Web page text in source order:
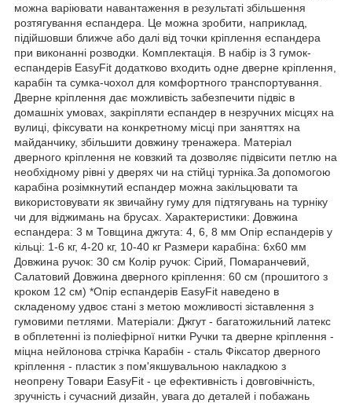
можна варіювати навантаження в результаті збільшення
розтягування еспандера. Це можна зробити, наприклад,
підійшовши ближче або далі від точки кріплення еспандера
при виконанні розводки. Комплектація. В набір із 3 гумок-
еспандерів EasyFit додатково входить одне дверне кріплення,
карабін та сумка-чохол для комфортного транспортування.
Дверне кріплення дає можливість забезпечити підвіс в
домашніх умовах, закріпляти еспандер в незручних місцях на
вулиці, фіксувати на конкретному місці при заняттях на
майданчику, збільшити довжину тренажера. Матеріал
дверного кріплення не ковзкий та дозволяє підвісити петлю на
необхідному рівні у дверях чи на стійці турніка.За допомогою
карабіна розімкнутий еспандер можна закільцювати та
використовувати як звичайну гуму для підтягувань на турніку
чи для віджимань на брусах. Характеристики: Довжина
еспандера: 3 м Товщина джгута: 4, 6, 8 мм Опір еспандерів у
кільці: 1-6 кг, 4-20 кг, 10-40 кг Размери карабіна: 6х60 мм
Довжина ручок: 30 см Колір ручок: Сірий, Помаранчевий,
Салатовий Довжина дверного кріплення: 60 см (прошитого з
кроком 12 см) *Опір еспандерів EasyFit наведено в
складеному удвоє стані з метою можливості зіставлення з
гумовими петлями. Матеріали: Джгут - багатожильний латекс
в обплетенні із поліефірної нитки Ручки та дверне кріплення -
міцна нейлонова стрічка Карабін - сталь Фіксатор дверного
кріплення - пластик з пом'якшувальною накладкою з
неопрену Товари EasyFit - це ефективність і довговічність,
зручність і сучасний дизайн, увага до деталей і побажань